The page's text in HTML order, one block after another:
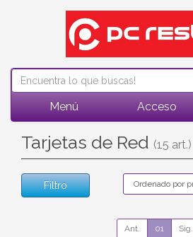
Menú Acceso
Tarjetas de Red (15 art.)
Filtro
Ant. 01 Sig.